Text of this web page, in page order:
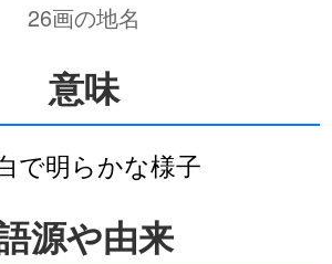
26画の地名
意味
で明らかな様子
源や由来